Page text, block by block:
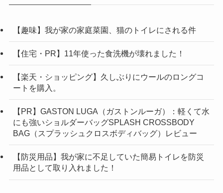
【趣味】我が家の家庭菜園、猫のトイレにされる件
【住宅・PR】11年使った食洗機が壊れました！
【楽天・ショッピング】久しぶりにウールのロングコ
ートを購入。
【PR】GASTON LUGA（ガストンルーガ）：軽くて水
にも強いショルダーバッグSPLASH CROSSBODY
BAG（スプラッシュクロスボディバッグ）レビュー
【防災用品】我が家に不足していた簡易トイレを防災
用品として取り入れました！